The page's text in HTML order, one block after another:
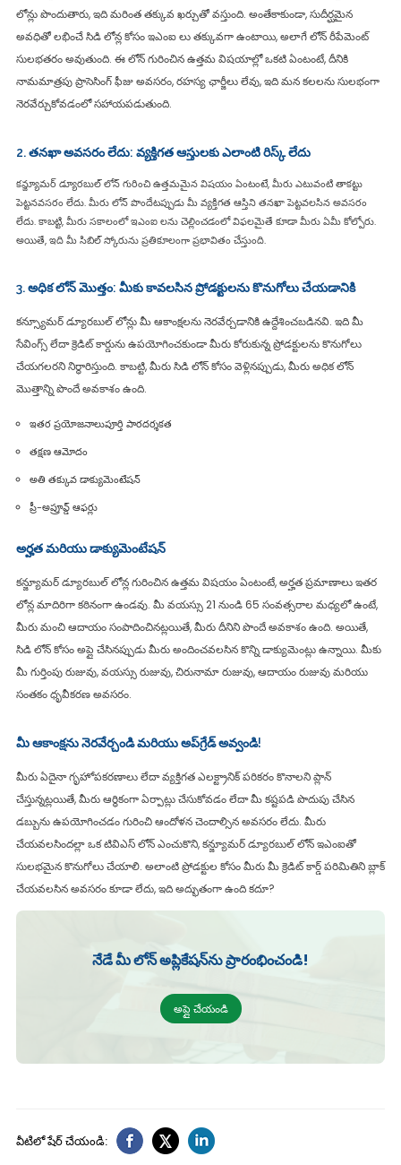
లోన్లు పొందుతారు, ఇది మరింత తక్కువ ఖర్చుతో వస్తుంది. అంతేకాకుండా, సుదీర్ఘమైన
అవధితో లభించే సిడి లోన్ల కోసం ఇఎంఐ లు తక్కువగా ఉంటాయి, అలాగే లోన్ రీపేమెంట్
సులభతరం అవుతుంది. ఈ లోన్ గురించిన ఉత్తమ విషయాల్లో ఒకటి ఏంటంటే, దీనికి
నామమాత్రపు ప్రాసెసింగ్ ఫీజు అవసరం, రహస్య ఛార్జీలు లేవు, ఇది మన కలలను సులభంగా
నెరవేర్చుకోవడంలో సహాయపడుతుంది.
2. తనఖా అవసరం లేదు: వ్యక్తిగత ఆస్తులకు ఎలాంటి రిస్క్ లేదు
కన్జ్యూమర్ డ్యూరబుల్ లోన్ గురించి ఉత్తమమైన విషయం ఏంటంటే, మీరు ఎటువంటి తాకట్టు
పెట్టనవసరం లేదు. మీరు లోన్ పొందేటప్పుడు మీ వ్యక్తిగత ఆస్తిని తనఖా పెట్టవలసిన అవసరం
లేదు. కాబట్టి, మీరు సకాలంలో ఇఎంఐ లను చెల్లించడంలో విఫలమైతే కూడా మీరు ఏమీ కోల్పోరు.
అయితే, ఇది మీ సిబిల్ స్కోరును ప్రతికూలంగా ప్రభావితం చేస్తుంది.
3. అధిక లోన్ మొత్తం: మీకు కావలసిన ప్రోడక్టులను కొనుగోలు చేయడానికి
కన్స్యూమర్ డ్యూరబుల్ లోన్లు మీ ఆకాంక్షలను నెరవేర్చడానికి ఉద్దేశించబడినవి. ఇది మీ
సేవింగ్స్ లేదా క్రెడిట్ కార్డును ఉపయోగించకుండా మీరు కోరుకున్న ప్రోడక్టులను కొనుగోలు
చేయగలరని నిర్ధారిస్తుంది. కాబట్టి, మీరు సిడి లోన్ కోసం వెళ్లినప్పుడు, మీరు అధిక లోన్
మొత్తాన్ని పొందే అవకాశం ఉంది.
ఇతర ప్రయోజనాలుపూర్తి పారదర్శకత
తక్షణ ఆమోదం
అతి తక్కువ డాక్యుమెంటేషన్
ప్రీ-అప్రూవ్డ్ ఆఫర్లు
అర్హత మరియు డాక్యుమెంటేషన్
కన్జ్యూమర్ డ్యూరబుల్ లోన్ల గురించిన ఉత్తమ విషయం ఏంటంటే, అర్హత ప్రమాణాలు ఇతర
లోన్ల మాదిరిగా కఠినంగా ఉండవు. మీ వయస్సు 21 నుండి 65 సంవత్సరాల మధ్యలో ఉంటే,
మీరు మంచి ఆదాయం సంపాదించినట్లయితే, మీరు దీనిని పొందే అవకాశం ఉంది. అయితే,
సిడి లోన్ కోసం అప్లై చేసినప్పుడు మీరు అందించవలసిన కొన్ని డాక్యుమెంట్లు ఉన్నాయి. మీకు
మీ గుర్తింపు రుజువు, వయస్సు రుజువు, చిరునామా రుజువు, ఆదాయం రుజువు మరియు
సంతకం ధృవీకరణ అవసరం.
మీ ఆకాంక్షను నెరవేర్చండి మరియు అప్‌గ్రేడ్ అవ్వండి!
మీరు ఏదైనా గృహోపకరణాలు లేదా వ్యక్తిగత ఎలక్ట్రానిక్ పరికరం కొనాలని ప్లాన్
చేస్తున్నట్లయితే, మీరు ఆర్థికంగా ఏర్పాట్లు చేసుకోవడం లేదా మీ కష్టపడి పొదుపు చేసిన
డబ్బును ఉపయోగించడం గురించి ఆందోళన చెందాల్సిన అవసరం లేదు. మీరు
చేయవలసిందల్లా ఒక టివిఎస్ లోన్ ఎంచుకొని, కన్జ్యూమర్ డ్యూరబుల్ లోన్‌ ఇఎంఐతో
సులభమైన కొనుగోలు చేయాలి. అలాంటి ప్రోడక్టుల కోసం మీరు మీ క్రెడిట్ కార్డ్ పరిమితిని బ్లాక్
చేయవలసిన అవసరం కూడా లేదు, ఇది అద్భుతంగా ఉంది కదూ?
నేడే మీ లోన్ అప్లికేషన్‌ను ప్రారంభించండి!
అప్లై చేయండి
వీటిలో షేర్ చేయండి:‌